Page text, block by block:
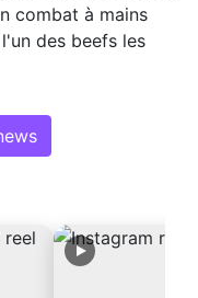
combat à mains
des beefs les